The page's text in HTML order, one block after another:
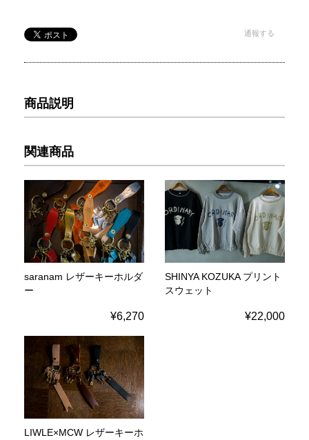
通報する
商品説明
関連商品
saranam レザーキーホルダ
ー
¥6,270
SHINYA KOZUKA プリント
スウェット
¥22,000
LIWLE×MCW レザーキーホ